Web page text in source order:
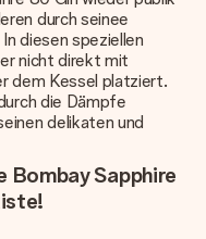
durch seinee
diesen speziellen
nicht direkt mit
dem Kessel platziert.
die Dämpfe
delikaten und
Bombay Sapphire